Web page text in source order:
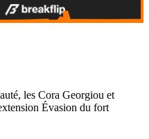
les Cora Georgiou et
Évasion du fort